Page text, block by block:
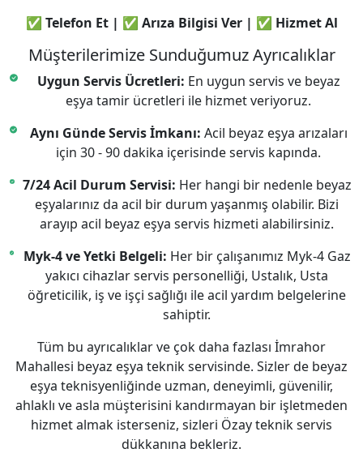
✅ Telefon Et | ✅ Arıza Bilgisi Ver | ✅ Hizmet Al
Müşterilerimize Sunduğumuz Ayrıcalıklar
Uygun Servis Ücretleri: En uygun servis ve beyaz
eşya tamir ücretleri ile hizmet veriyoruz.
Aynı Günde Servis İmkanı: Acil beyaz eşya arızaları
için 30 - 90 dakika içerisinde servis kapında.
7/24 Acil Durum Servisi: Her hangi bir nedenle beyaz
eşyalarınız da acil bir durum yaşanmış olabilir. Bizi
arayıp acil beyaz eşya servis hizmeti alabilirsiniz.
Myk-4 ve Yetki Belgeli: Her bir çalışanımız Myk-4 Gaz
yakıcı cihazlar servis personelliği, Ustalık, Usta
öğreticilik, iş ve işçi sağlığı ile acil yardım belgelerine
sahiptir.
Tüm bu ayrıcalıklar ve çok daha fazlası İmrahor
Mahallesi beyaz eşya teknik servisinde. Sizler de beyaz
eşya teknisyenliğinde uzman, deneyimli, güvenilir,
ahlaklı ve asla müşterisini kandırmayan bir işletmeden
hizmet almak isterseniz, sizleri Özay teknik servis
dükkanına bekleriz.